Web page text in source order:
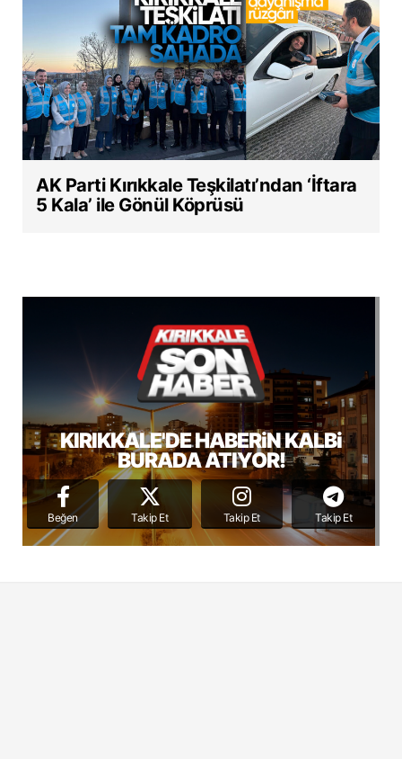
AK Parti Kırıkkale Teşkilatı’ndan ‘İftara
5 Kala’ ile Gönül Köprüsü
KIRIKKALE'DE HABERiN KALBi
BURADA ATIYOR!
Beğen Takip Et Takip Et Takip Et